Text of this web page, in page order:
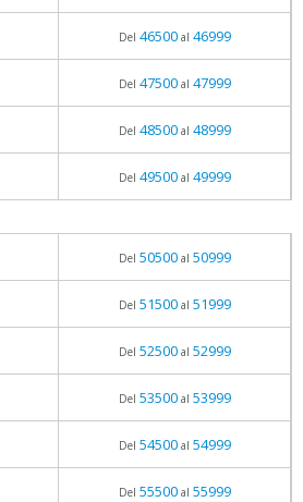
Del 46500al 46999
Del 47500al 47999
Del 48500al 48999
Del 49500al 49999
Del 50500al 50999
Del 51500al 51999
Del 52500al 52999
Del 53500al 53999
Del 54500al 54999
Del 55500al 55999